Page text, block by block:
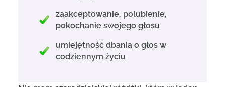
zaakceptowanie, polubienie,
pokochanie swojego głosu
umiejętność dbania o głos w
codziennym życiu